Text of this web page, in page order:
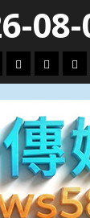
專
題
娛
樂
劇
政
治